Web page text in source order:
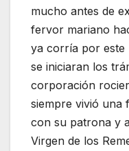
mucho antes de
fervor mariano
ya corría por este
se iniciaran los
corporación
siempre vivió una
con su patrona y
Virgen de los